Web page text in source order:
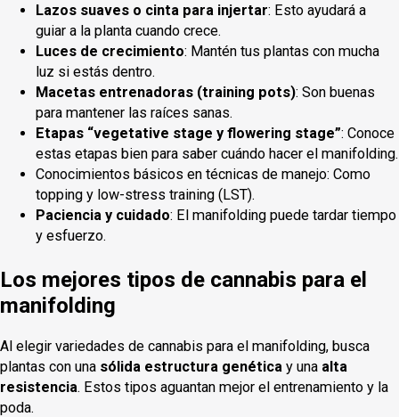
Lazos suaves o cinta para injertar: Esto ayudará a
guiar a la planta cuando crece.
Luces de crecimiento: Mantén tus plantas con mucha
luz si estás dentro.
Macetas entrenadoras (training pots): Son buenas
para mantener las raíces sanas.
Etapas “vegetative stage y flowering stage”: Conoce
estas etapas bien para saber cuándo hacer el manifolding.
Conocimientos básicos en técnicas de manejo: Como
topping y low-stress training (LST).
Paciencia y cuidado: El manifolding puede tardar tiempo
y esfuerzo.
Los mejores tipos de cannabis para el
manifolding
Al elegir variedades de cannabis para el manifolding, busca
plantas con una sólida estructura genética y una alta
resistencia. Estos tipos aguantan mejor el entrenamiento y la
poda.